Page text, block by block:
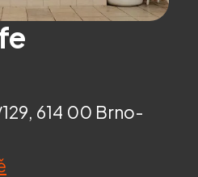
614 00 Brno-